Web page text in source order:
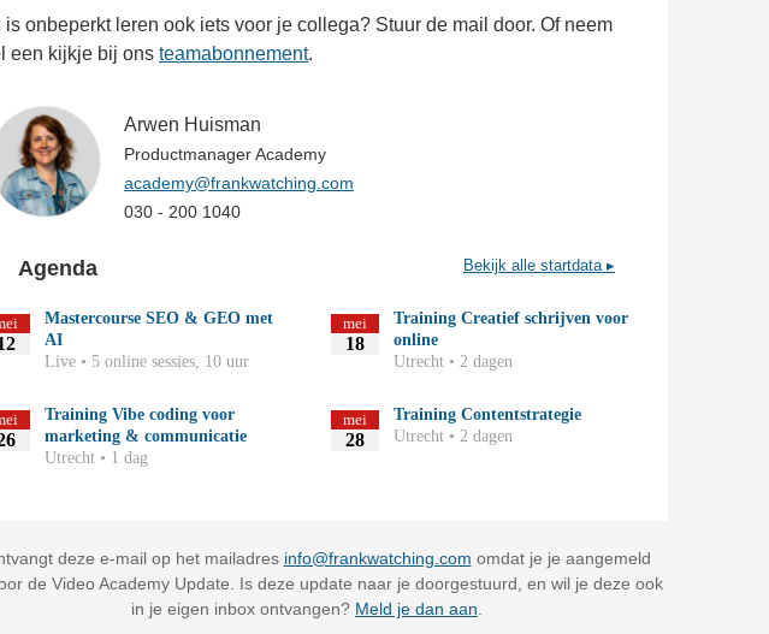
is onbeperkt leren ook iets voor je collega? Stuur de mail door. Of neem
een kijkje bij ons teamabonnement.
Arwen Huisman
Productmanager Academy
academy@frankwatching.com
030 - 200 1040
Agenda Bekijk alle startdata ▸
Mastercourse SEO & GEO met
AI
Live • 5 online sessies, 10 uur
mei
18
Training Creatief schrijven voor
online
Utrecht • 2 dagen
Training Vibe coding voor
marketing & communicatie
Utrecht • 1 dag
mei
28
Training Contentstrategie
Utrecht • 2 dagen
deze e-mail op het mailadres info@frankwatching.com omdat je je aangemeld
de Video Academy Update. Is deze update naar je doorgestuurd, en wil je deze ook
in je eigen inbox ontvangen? Meld je dan aan